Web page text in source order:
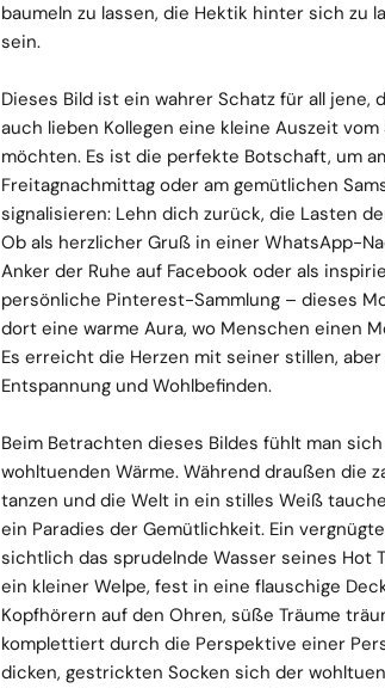
baumeln zu lassen, die Hektik hinter sich zu
sein.
Dieses Bild ist ein wahrer Schatz für all jene,
auch lieben Kollegen eine kleine Auszeit
möchten. Es ist die perfekte Botschaft, um
Freitagnachmittag oder am gemütlichen
signalisieren: Lehn dich zurück, die Lasten
Ob als herzlicher Gruß in einer WhatsApp-
Anker der Ruhe auf Facebook oder als
persönliche Pinterest-Sammlung – dieses
dort eine warme Aura, wo Menschen einen
Es erreicht die Herzen mit seiner stillen,
Entspannung und Wohlbefinden.
Beim Betrachten dieses Bildes fühlt man
wohltuenden Wärme. Während draußen die
tanzen und die Welt in ein stilles Weiß
ein Paradies der Gemütlichkeit. Ein
sichtlich das sprudelnde Wasser seines Hot
ein kleiner Welpe, fest in eine flauschige
Kopfhörern auf den Ohren, süße Träume
komplettiert durch die Perspektive einer
dicken, gestrickten Socken sich der